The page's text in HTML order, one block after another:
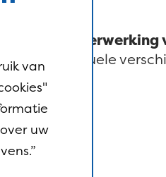
controle en verwerking
van eventuele
van
uw